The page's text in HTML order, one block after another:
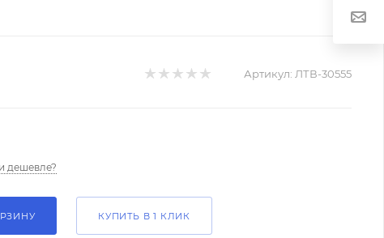
Артикул: ЛТВ-30555
дешевле?
КУПИТЬ В 1 КЛИК